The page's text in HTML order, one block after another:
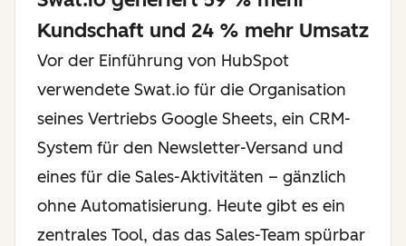
Kundschaft und 24 % mehr Umsatz
Vor der Einführung von HubSpot
verwendete Swat.io für die Organisation
seines Vertriebs Google Sheets, ein CRM-
System für den Newsletter-Versand und
eines für die Sales-Aktivitäten – gänzlich
ohne Automatisierung. Heute gibt es ein
zentrales Tool, das das Sales-Team spürbar